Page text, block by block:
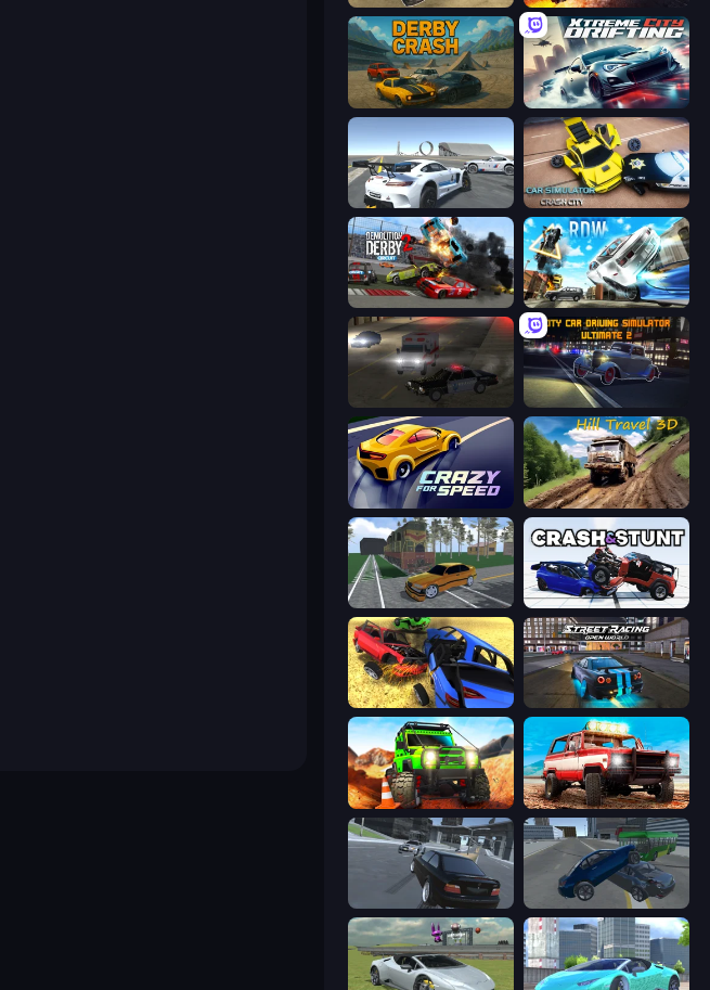
Derby Crash Xtreme City Drifting
Car Simulator: Crash City
Demolition Derby 2 Real Drift World
Crazy for Speed Hill Travel 3D
Obby: Car Crash Sandbox Crash & Stunt
Car Crash Simulator Royale
Offroad Life 3D Offroad Masters Challenge
Transporter Hot Pursuit Offroader V6